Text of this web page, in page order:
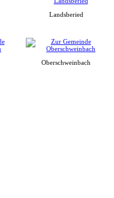
Landsberied
Oberschweinbach